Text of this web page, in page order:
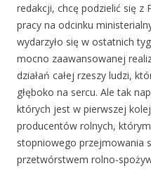
redakcji, chcę podzielić się
pracy na odcinku
wydarzyło się w ostatnich
mocno zaawansowanej
działań całej rzeszy ludzi,
głęboko na sercu. Ale tak
których jest w pierwszej
producentów rolnych,
stopniowego przejmowania
przetwórstwem rolno-